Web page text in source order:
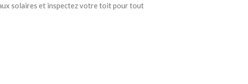
solaires et inspectez votre toit pour tout